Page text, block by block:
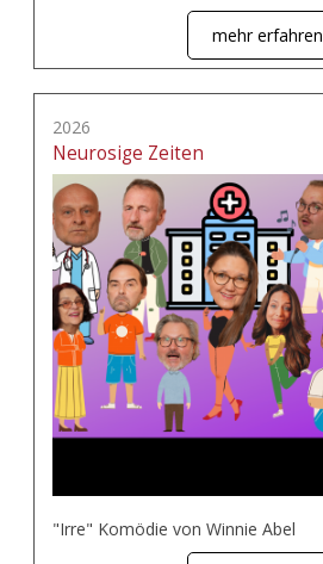
mehr erfahren
2026
Neurosige Zeiten
"Irre" Komödie von Winnie Abel